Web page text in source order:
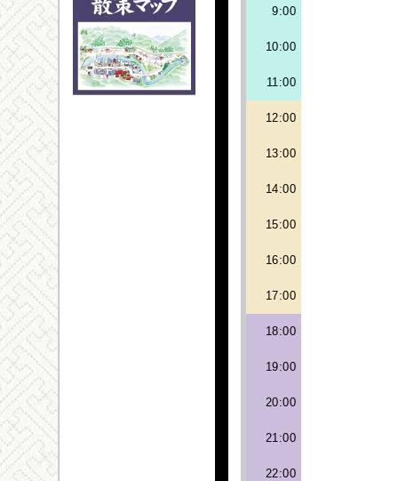
9:00
10:00
11:00
12:00
13:00
14:00
15:00
16:00
17:00
18:00
19:00
20:00
21:00
22:00